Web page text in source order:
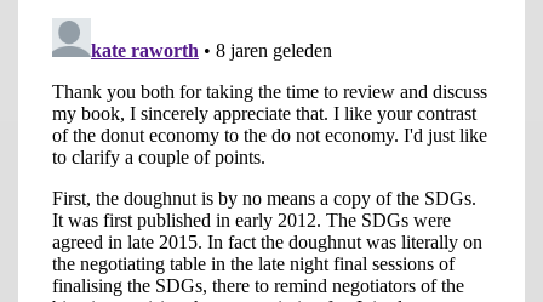
ondergebracht bij, en ondergeschikt gemaakt aan,
Economische Zaken. Natuur is al eerder ondergeschikt
gemaakt aan landbouw. Die constructies maken duidelijk dat
milieubeleid alleen wordt gevoerd voor zover dat economisch
pijnloos inpasbaar is. Het regeerakkoord is niet gebaseerd op
een donut-economie maar op een do not-economie, waarbij
het milieu zich moet voegen naar de economie. De minister van
bezwaar maken. Voor het eerst sinds 1971 is die er namelijk
niet meer. Het Ministerie van Infrastructuur en Milieu gaat
voortaan over Infrastructuur en Waterstaat. Het groene élan is
in het Rutte tijdperk dan ook sterk verwaterd.